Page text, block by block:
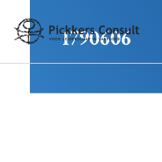
1790606